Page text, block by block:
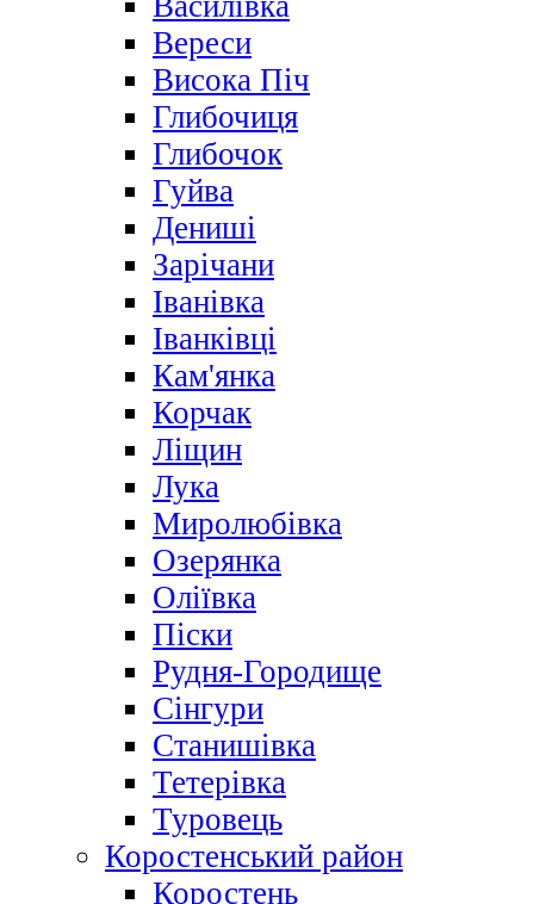
Вереси
Висока Піч
Глибочиця
Глибочок
Гуйва
Дениші
Зарічани
Іванівка
Іванківці
Кам'янка
Корчак
Ліщин
Лука
Миролюбівка
Озерянка
Оліївка
Піски
Рудня-Городище
Сінгури
Станишівка
Тетерівка
Туровець
Коростенський район
Коростень